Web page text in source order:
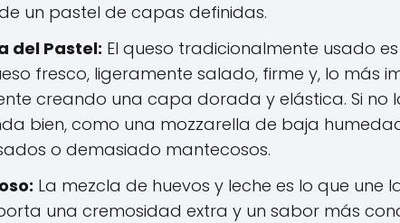
un pastel de capas definidas.
del Pastel: El queso tradicionalmente usado
fresco, ligeramente salado, firme y, lo más
creando una capa dorada y elástica. Si no
bien, como una mozzarella de baja
o demasiado mantecosos.
La mezcla de huevos y leche es lo que une
una cremosidad extra y un sabor más